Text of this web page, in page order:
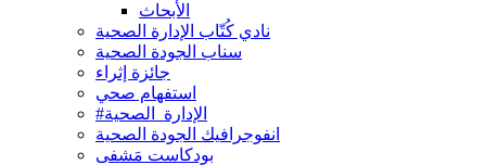
الأبحاث
نادي كُتّاب الإدارة الصحية
سناب الجودة الصحية
جائزة إثراء
استفهام صحي
#الإدارة_الصحية
انفوجرافيك الجودة الصحية
بودكاست مَشفى